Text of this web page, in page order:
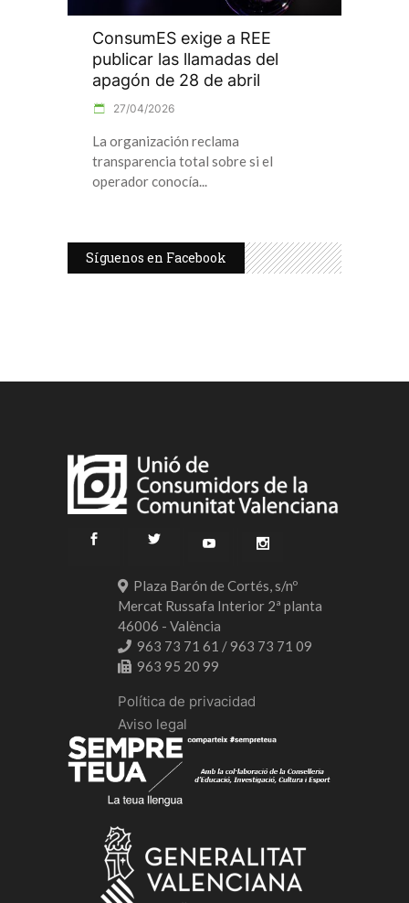
ConsumES exige a REE
publicar las llamadas del
apagón de 28 de abril
27/04/2026
La organización reclama
transparencia total sobre si el
operador conocía
Síguenos en Facebook
Plaza Barón de Cortés, s/nº
Mercat Russafa Interior 2ª planta
46006 - València
963 73 71 61 / 963 73 71 09
963 95 20 99
Política de privacidad
Aviso legal